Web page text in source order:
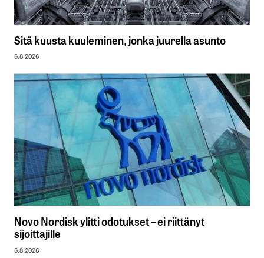
Sitä kuusta kuuleminen, jonka juurella asunto
6.8.2026
Novo Nordisk ylitti odotukset – ei riittänyt
sijoittajille
6.8.2026